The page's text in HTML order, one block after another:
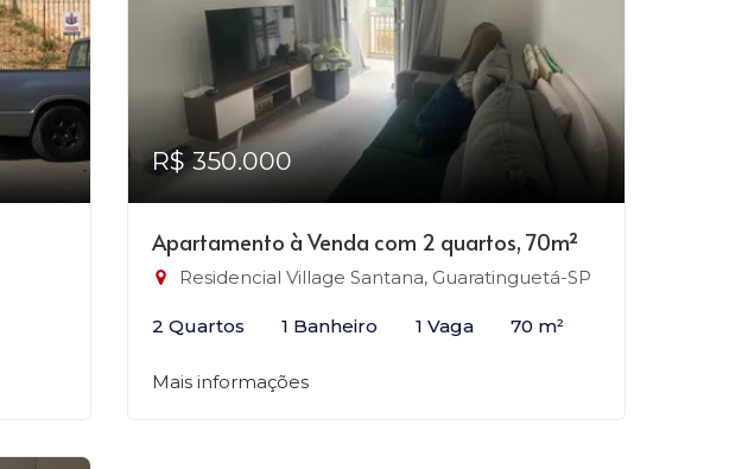
R$ 350.000
Apartamento à Venda com 2 quartos, 70m²
Residencial Village Santana, Guaratinguetá-SP
2 Quartos 1 Banheiro 1 Vaga 70 m²
Mais informações